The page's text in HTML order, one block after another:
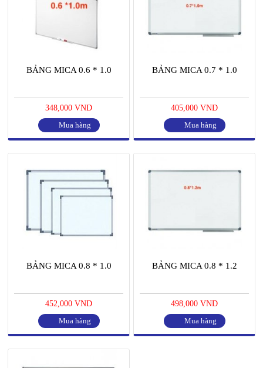
BẢNG MICA 0.6 * 1.0
348,000 VND
Mua hàng
BẢNG MICA 0.7 * 1.0
405,000 VND
Mua hàng
BẢNG MICA 0.8 * 1.0
452,000 VND
Mua hàng
BẢNG MICA 0.8 * 1.2
498,000 VND
Mua hàng